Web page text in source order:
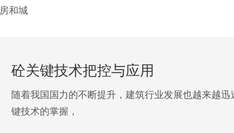
房和城
砼关键技术把控与应用
随着我国国力的不断提升，建筑行业发展也越来越
键技术的掌握，